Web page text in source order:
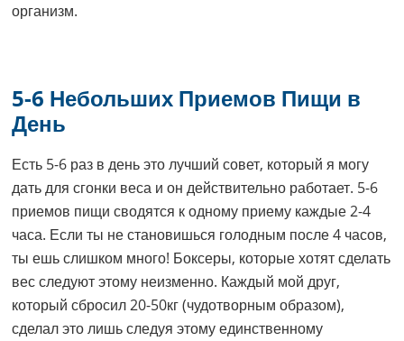
организм.
5-6 Небольших Приемов Пищи в
День
Есть 5-6 раз в день это лучший совет, который я могу
дать для сгонки веса и он действительно работает. 5-6
приемов пищи сводятся к одному приему каждые 2-4
часа. Если ты не становишься голодным после 4 часов,
ты ешь слишком много! Боксеры, которые хотят сделать
вес следуют этому неизменно. Каждый мой друг,
который сбросил 20-50кг (чудотворным образом),
сделал это лишь следуя этому единственному